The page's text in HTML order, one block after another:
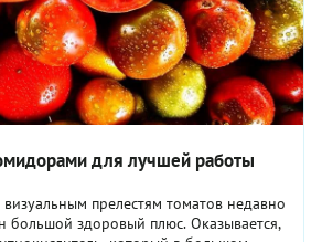
для лучшей работы
прелестям томатов недавно
большой здоровый плюс. Оказывается,